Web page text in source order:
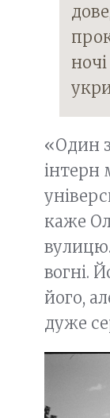
«Один
інтерн
каже
вулицю.
вогні.
його,
дуже